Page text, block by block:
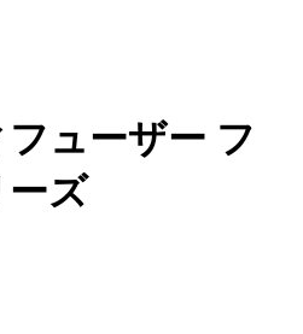
ューザー フ
ーズ